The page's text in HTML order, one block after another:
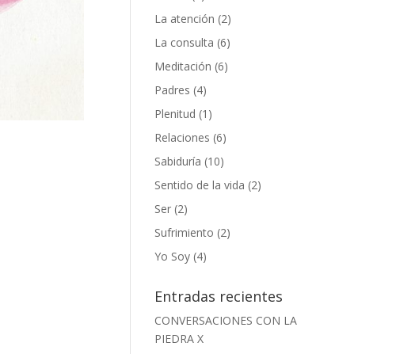
La atención (2)
La consulta (6)
Meditación (6)
Padres (4)
Plenitud (1)
Relaciones (6)
Sabiduría (10)
Sentido de la vida (2)
Ser (2)
Sufrimiento (2)
Yo Soy (4)
Entradas recientes
CONVERSACIONES CON LA
PIEDRA X